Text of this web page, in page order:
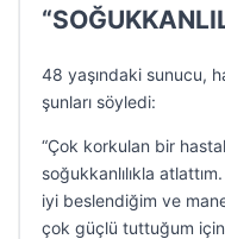
48 yaşındaki sunucu,
şunları söyledi:
“Çok korkulan bir
soğukkanlılıkla
iyi beslendiğim ve
çok güçlü tuttuğum